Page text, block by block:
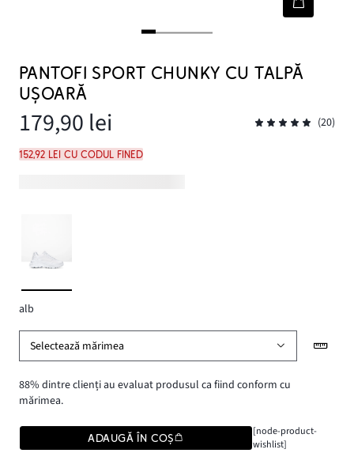
PANTOFI SPORT CHUNKY CU TALPĂ
UȘOARĂ
179,90 lei (20)
152,92 lei cu codul FINED
alb
Selectează mărimea
88% dintre clienți au evaluat produsul ca fiind conform cu
mărimea.
ADAUGĂ ÎN COȘ
[node-product-
wishlist]